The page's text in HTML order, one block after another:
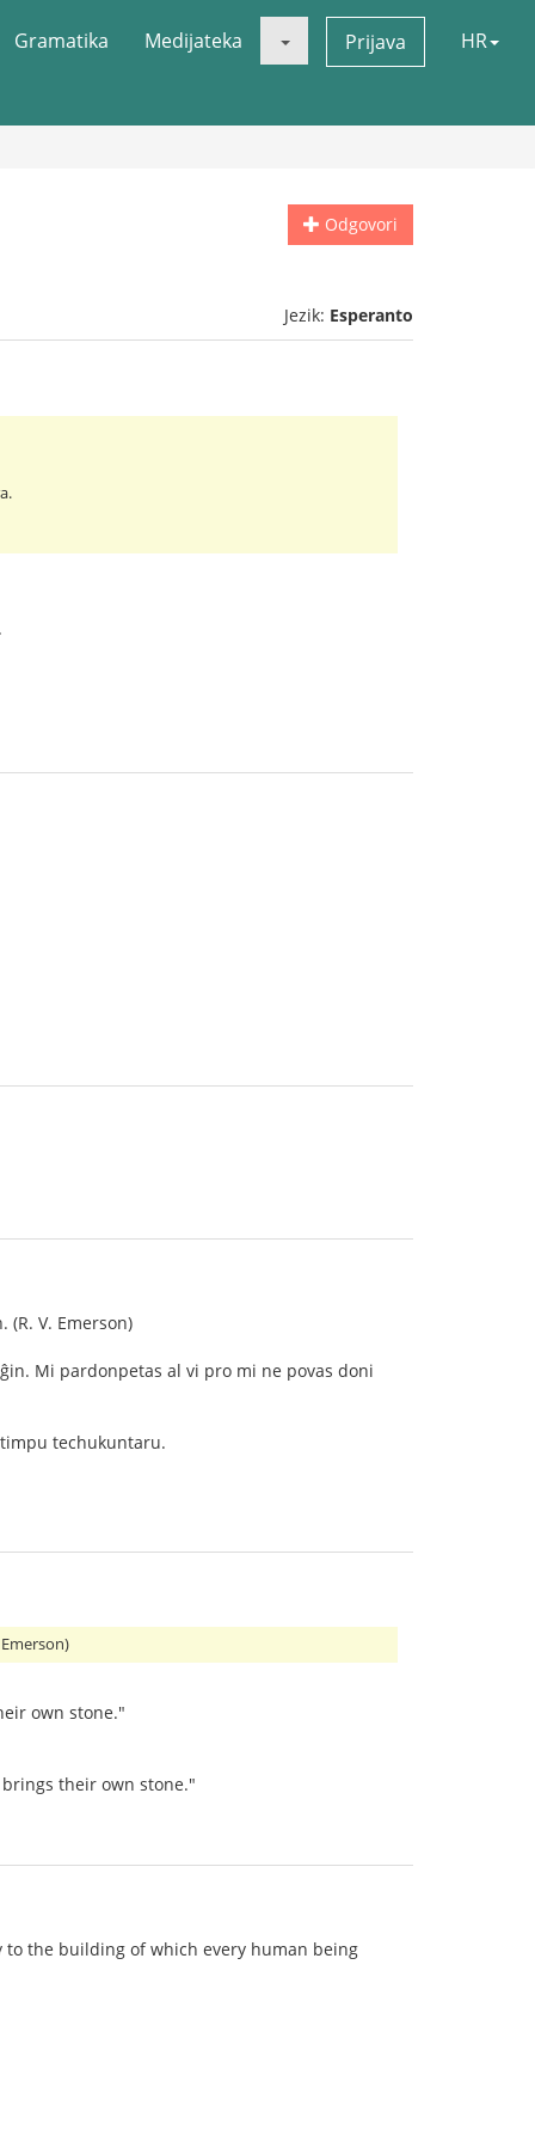
Gramatika Medijateka Prijava HR
Odgovori
Jezik: Esperanto
V. Emerson)
Mi pardonpetas al vi pro mi ne povas doni
techukuntaru.
own stone."
their own stone."
to the building of which every human being